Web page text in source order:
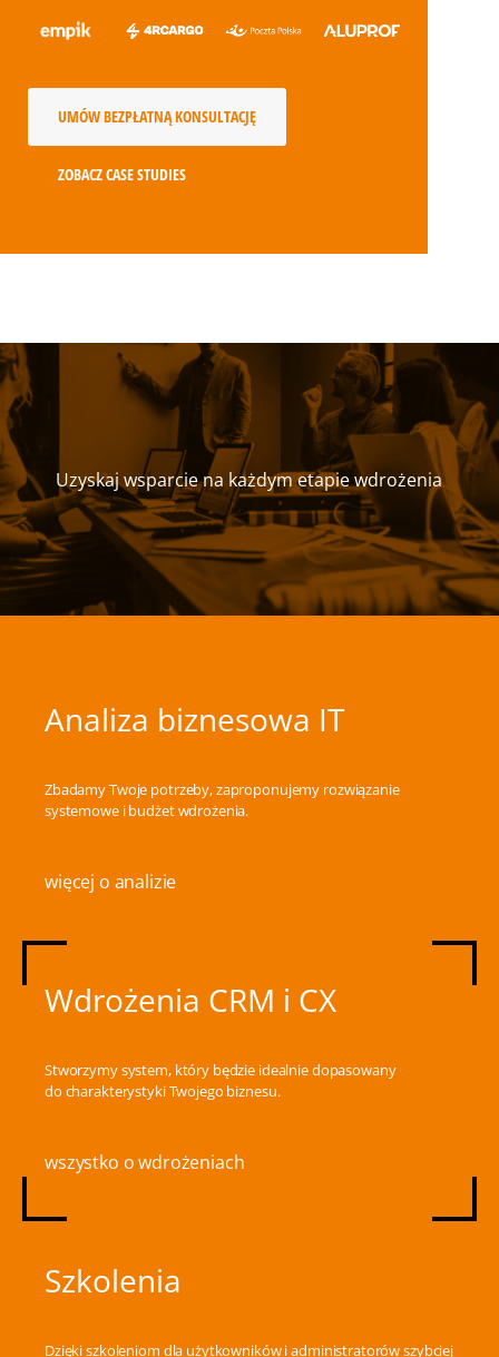
UMÓW BEZPŁATNĄ KONSULTACJĘ
ZOBACZ CASE STUDIES
Uzyskaj wsparcie na każdym etapie wdrożenia
Analiza biznesowa IT
Zbadamy Twoje potrzeby, zaproponujemy rozwiązanie
systemowe i budżet wdrożenia.
więcej o analizie
Wdrożenia CRM i CX
Stworzymy system, który będzie idealnie dopasowany
do charakterystyki Twojego biznesu.
wszystko o wdrożeniach
Szkolenia
Dzięki szkoleniom dla użytkowników i administratorów szybciej